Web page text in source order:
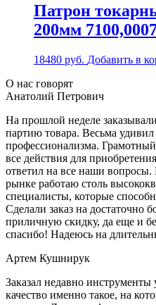
Патрон
200мм
18480 руб. Добавить в
О нас говорят
Анатолий Петрович
На прошлой неделе
партию товара. Весьма
профессионализма. Грамотный
все действия для
ответил на все наши
рынке работаю столь
специалисты, которые
Сделали заказ на достаточно
приличную скидку, да еще и
спасибо! Надеюсь на
Артем Кушнирук
Заказал недавно инструменты
качество именно такое, на